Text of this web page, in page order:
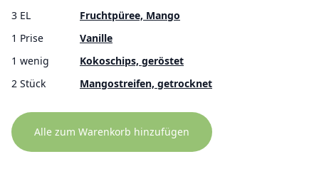
3 EL
Fruchtpüree, Mango
1 Prise
Vanille
1 wenig
Kokoschips, geröstet
2 Stück
Mangostreifen, getrocknet
Alle zum Warenkorb hinzufügen